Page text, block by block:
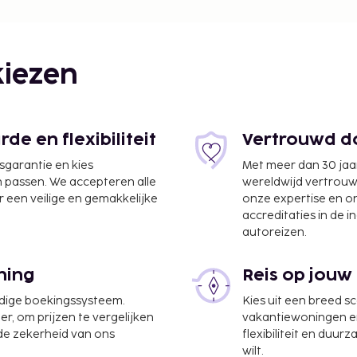
3 vergaderruimtes. Ter
vele recreatieve
en fitnessfaciliteiten
wifi,
en flexibiliteit
en kies
We accepteren alle
veilige en gemakkelijke
Vertrouwd
Met meer dan 30
wereldwijd
onze expertise en
accreditaties in de
autoreizen.
boekingssysteem.
om prijzen te vergelijken
zekerheid van ons
Reis op
Kies uit een breed
vakantiewoningen
flexibiliteit en
wilt.